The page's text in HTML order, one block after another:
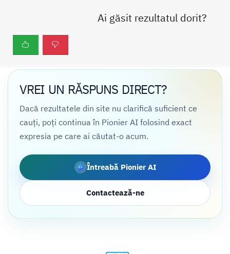
Ai găsit rezultatul dorit?
VREI UN RĂSPUNS DIRECT?
Dacă rezultatele din site nu clarifică suficient ce
cauți, poți continua în Pionier AI folosind exact
expresia pe care ai căutat-o acum.
Întreabă Pionier AI
Contactează-ne